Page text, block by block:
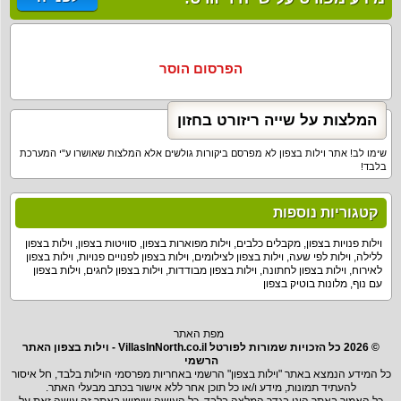
הפרסום הוסר
המלצות על שייה ריזורט בחזון
שימו לב! אתר וילות בצפון לא מפרסם ביקורות גולשים אלא המלצות שאושרו ע"י המערכת
בלבד!
קטגוריות נוספות
וילות פנויות בצפון, מקבלים כלבים, וילות מפוארות בצפון, סוויטות בצפון, וילות בצפון
ללילה, וילות לפי שעה, וילות בצפון לצילומים, וילות בצפון לפנויים פנויות, וילות בצפון
לאירוח, וילות בצפון לחתונה, וילות בצפון מבודדות, וילות בצפון לחגים, וילות בצפון
עם נוף, מלונות בוטיק בצפון
מפת האתר
© 2026 כל הזכויות שמורות לפורטל VillasInNorth.co.il - וילות בצפון האתר
הרשמי
כל המידע הנמצא באתר "וילות בצפון" הרשמי באחריות מפרסמי הוילות בלבד, חל איסור
להעתיד תמונות, מידע ו/או כל תוכן אחר ללא אישור בכתב מבעלי האתר.